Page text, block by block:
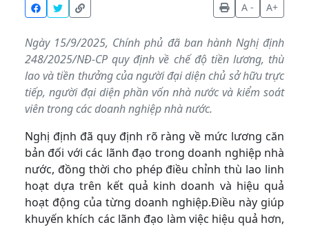
A -
A+
Ngày 15/9/2025, Chính phủ đã ban hành Nghị định
248/2025/NĐ-CP quy định về chế độ tiền lương, thù
lao và tiền thưởng của người đại diện chủ sở hữu trực
tiếp, người đại diện phần vốn nhà nước và kiểm soát
viên trong các doanh nghiệp nhà nước.
Nghị định đã quy định rõ ràng về mức lương căn
bản đối với các lãnh đạo trong doanh nghiệp nhà
nước, đồng thời cho phép điều chỉnh thù lao linh
hoạt dựa trên kết quả kinh doanh và hiệu quả
hoạt động của từng doanh nghiệp.Điều này giúp
khuyến khích các lãnh đạo làm việc hiệu quả hơn,